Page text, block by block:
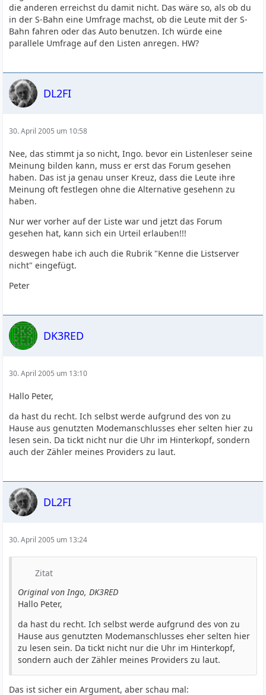
die anderen erreichst du damit nicht. Das wäre so, als ob du
in der S-Bahn eine Umfrage machst, ob die Leute mit der S-
Bahn fahren oder das Auto benutzen. Ich würde eine
parallele Umfrage auf den Listen anregen. HW?
DL2FI
30. April 2005 um 10:58
Nee, das stimmt ja so nicht, Ingo. bevor ein Listenleser seine
Meinung bilden kann, muss er erst das Forum gesehen
haben. Das ist ja genau unser Kreuz, dass die Leute ihre
Meinung oft festlegen ohne die Alternative gesehenn zu
haben.
Nur wer vorher auf der Liste war und jetzt das Forum
gesehen hat, kann sich ein Urteil erlauben!!!
deswegen habe ich auch die Rubrik "Kenne die Listserver
nicht" eingefügt.
Peter
DK3RED
30. April 2005 um 13:10
Hallo Peter,
da hast du recht. Ich selbst werde aufgrund des von zu
Hause aus genutzten Modemanschlusses eher selten hier zu
lesen sein. Da tickt nicht nur die Uhr im Hinterkopf, sondern
auch der Zähler meines Providers zu laut.
DL2FI
30. April 2005 um 13:24
Zitat
Original von Ingo, DK3RED
Hallo Peter,
da hast du recht. Ich selbst werde aufgrund des von zu
Hause aus genutzten Modemanschlusses eher selten hier
zu lesen sein. Da tickt nicht nur die Uhr im Hinterkopf,
sondern auch der Zähler meines Providers zu laut.
Das ist sicher ein Argument, aber schau mal: